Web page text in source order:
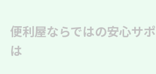
便利屋ならではの安心サ
は